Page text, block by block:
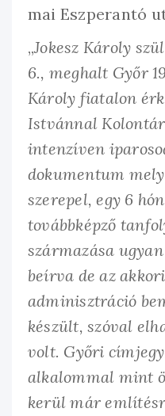
mai Eszperantó
„Jokesz Károly
6., meghalt Győr
Károly fiatalon
Istvánnal
intenzíven
dokumentum
szerepel, egy 6
továbbképző
származása
beírva de az
adminisztráció
készült, szóval
volt. Győri
alkalommal mint
kerül már